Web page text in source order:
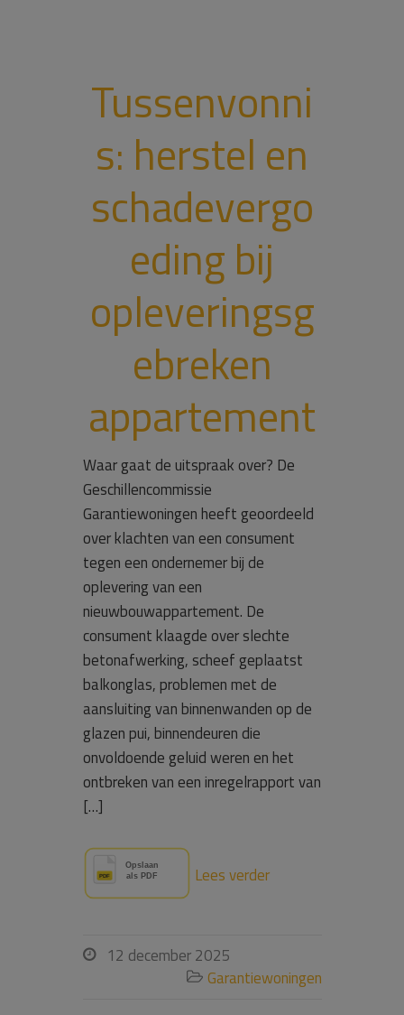
Tussenvonni
s: herstel en
schadevergo
eding bij
opleveringsg
ebreken
appartement
Waar gaat de uitspraak over? De
Geschillencommissie
Garantiewoningen heeft geoordeeld
over klachten van een consument
tegen een ondernemer bij de
oplevering van een
nieuwbouwappartement. De
consument klaagde over slechte
betonafwerking, scheef geplaatst
balkonglas, problemen met de
aansluiting van binnenwanden op de
glazen pui, binnendeuren die
onvoldoende geluid weren en het
ontbreken van een inregelrapport van
[…]
Lees verder
 12 december 2025
 Garantiewoningen